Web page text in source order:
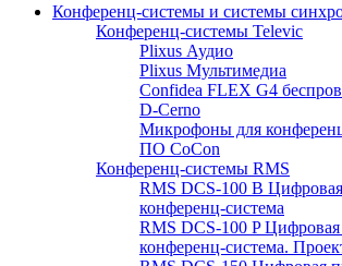
Конференц-системы и системы
Конференц-системы Televic
Plixus Аудио
Plixus Мультимедиа
Confidea FLEX G4
D-Cerno
Микрофоны для
ПО CoCon
Конференц-системы RMS
RMS DCS-100 B
конференц-система
RMS DCS-100 P
конференц-система.